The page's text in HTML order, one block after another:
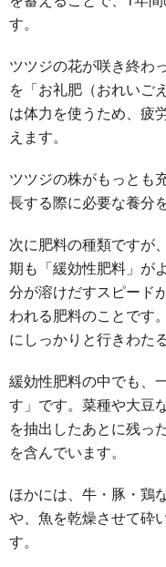
す。
ツツジの花が咲き終わ
を「お礼肥（おれいご
は体力を使うため、疲
えます。
ツツジの株がもっとも
長する際に必要な養分
次に肥料の種類ですが
期も「緩効性肥料」が
分が溶けだすスピード
われる肥料のことです
にしっかりと行きわた
緩効性肥料の中でも、
す」です。菜種や大豆
を抽出したあとに残っ
を含んでいます。
ほかには、牛・豚・鶏
や、魚を乾燥させて砕
す。